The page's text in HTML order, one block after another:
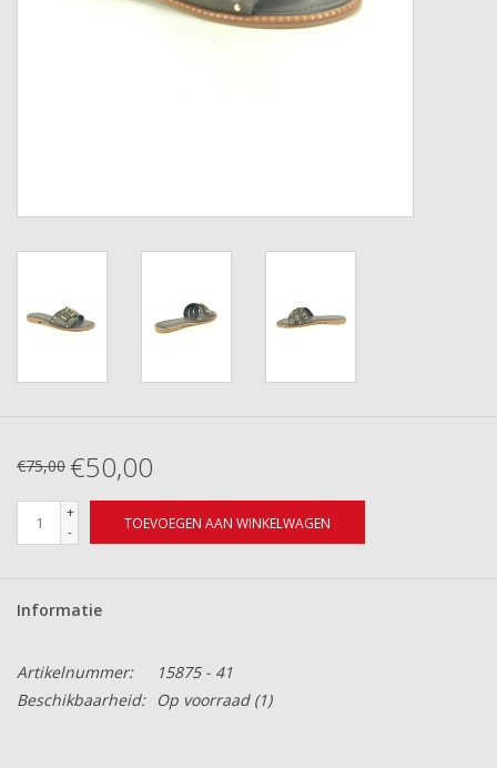
€75,00 €50,00
+
-
TOEVOEGEN AAN WINKELWAGEN
Informatie
Artikelnummer:
15875 - 41
Beschikbaarheid:
Op voorraad(1)